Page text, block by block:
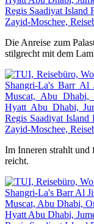
Die Anreise zum
stilgrecht mit dem
Im Inneren strahlt und
reicht.